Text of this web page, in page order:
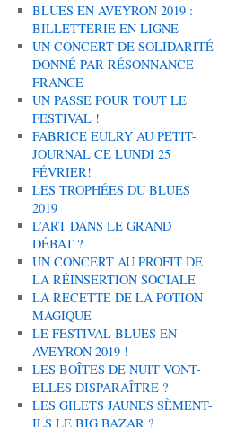
BLUES EN AVEYRON 2019 :
BILLETTERIE EN LIGNE
UN CONCERT DE SOLIDARITÉ
DONNÉ PAR RÉSONNANCE
FRANCE
UN PASSE POUR TOUT LE
FESTIVAL !
FABRICE EULRY AU PETIT-
JOURNAL CE LUNDI 25
FÉVRIER!
LES TROPHÉES DU BLUES
2019
L’ART DANS LE GRAND
DÉBAT ?
UN CONCERT AU PROFIT DE
LA RÉINSERTION SOCIALE
LA RECETTE DE LA POTION
MAGIQUE
LE FESTIVAL BLUES EN
AVEYRON 2019 !
LES BOÎTES DE NUIT VONT-
ELLES DISPARAÎTRE ?
LES GILETS JAUNES SÈMENT-
ILS LE BIG BAZAR ?